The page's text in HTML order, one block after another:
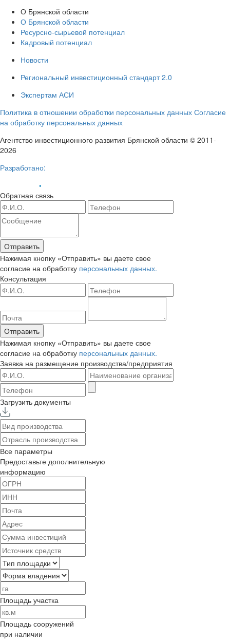
О Брянской области
О Брянской области
Ресурсно-сырьевой потенциал
Кадровый потенциал
Новости
Региональный инвестиционный стандарт 2.0
Экспертам АСИ
Политика в отношении обработки персональных данных Согласие
на обработку персональных данных
Агентство инвестиционного развития Брянской области © 2011-
2026
Разработано:
Обратная связь
Отправить
Нажимая кнопку «Отправить» вы даете свое
согласие на обработку персональных данных.
Консультация
Отправить
Нажимая кнопку «Отправить» вы даете свое
согласие на обработку персональных данных.
Заявка на размещение производства/предприятия
Загрузить документы
Все параметры
Предоставьте дополнительную
информацию
Площадь участка
Площадь сооружений
при наличии